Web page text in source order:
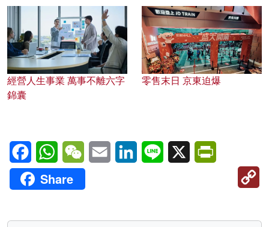
經營人生事業 萬事不離六字
錦囊
零售末日 京東迫爆
FacebookWhatsAppWeChatEmail LinkedInLine X
Share